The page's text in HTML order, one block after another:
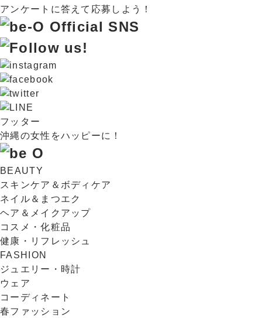
フッター
沖縄の女性をハッピーに！
BEAUTY
スキンケア＆ボディケア
ネイル＆まつエク
ヘア＆メイクアップ
コスメ・化粧品
健康・リフレッシュ
FASHION
ジュエリー・時計
ウェア
コーディネート
春ファッション